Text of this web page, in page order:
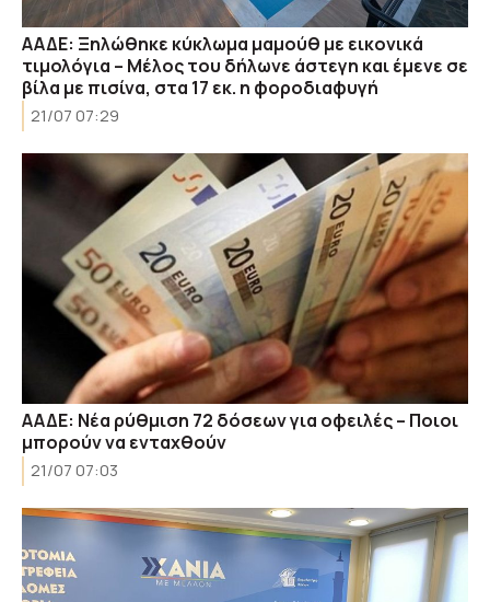
ΑΑΔΕ: Ξηλώθηκε κύκλωμα μαμούθ με εικονικά
τιμολόγια – Μέλος του δήλωνε άστεγη και έμενε σε
βίλα με πισίνα, στα 17 εκ. η φοροδιαφυγή
21/07 07:29
ΑΑΔΕ: Νέα ρύθμιση 72 δόσεων για οφειλές – Ποιοι
μπορούν να ενταχθούν
21/07 07:03